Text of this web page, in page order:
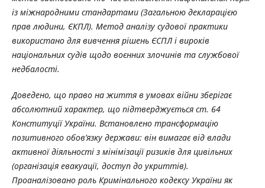
із міжнародними стандартами (Загальною декларацією
прав людини, ЄКПЛ). Метод аналізу судової практики
використано для вивчення рішень ЄСПЛ і вироків
національних судів щодо воєнних злочинів та службової
недбалості.
Доведено, що право на життя в умовах війни зберігає
абсолютний характер, що підтверджується ст. 64
Конституції України. Встановлено трансформацію
позитивного обов’язку держави: він вимагає від влади
активної діяльності з мінімізації ризиків для цивільних
(організація евакуації, доступ до укриттів).
Проаналізовано роль Кримінального кодексу України як